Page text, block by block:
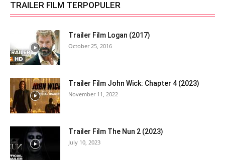
TRAILER FILM TERPOPULER
Trailer Film Logan (2017)
October 25, 2016
Trailer Film John Wick: Chapter 4 (2023)
November 11, 2022
Trailer Film The Nun 2 (2023)
July 10, 2023